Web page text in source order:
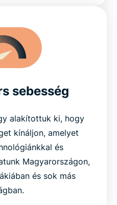
sebesség
alakítottuk ki, hogy
kínáljon, amelyet
és
Magyarországon,
és sok más